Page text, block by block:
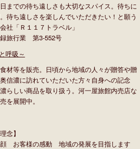
までの待ち遠しさも大切なスパイス。待ちに
待ち遠しさを楽しんでいただきたい！と願う
社「Ｒ１１７トラベル」
旅行業 第3-552号
呼吸～
材等を販売。日頃から地域の人々が贈答や贈
信濃に訪れていただいた方々自身への記念
らしい商品を取り扱う。河一屋旅館内売店な
を展開中。
念】
お客様の感動 地域の発展を目指します